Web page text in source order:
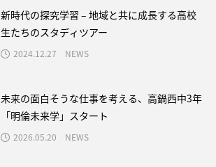
新時代の探究学習 – 地域と共に成長する高校
生たちのスタディツアー
2024.12.27 NEWS
未来の面白そうな仕事を考える、高鍋西中3年
「明倫未来学」スタート
2026.05.20 NEWS